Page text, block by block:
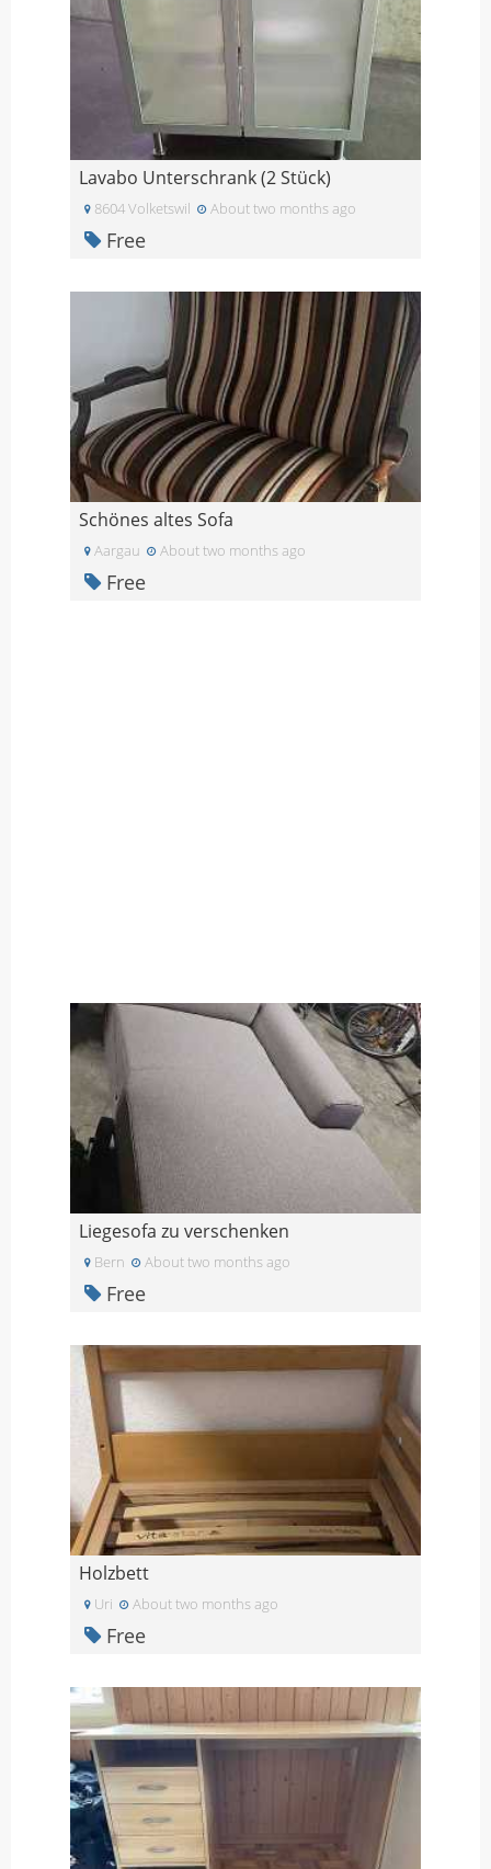
Lavabo Unterschrank (2 Stück)
8604 Volketswil About two months ago
Free
Schönes altes Sofa
Aargau About two months ago
Free
Liegesofa zu verschenken
Bern About two months ago
Free
Holzbett
Uri About two months ago
Free